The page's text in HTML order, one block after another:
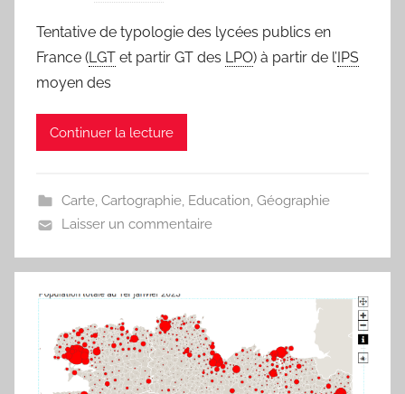
r
j
a
r
e
a
Tentative de typologie des lycées publics en
France (LGT et partir GT des LPO) à partir de l’ IPS
moyen des
Continuer la lecture
Carte, Cartographie, Education, Géographie
Laisser un commentaire